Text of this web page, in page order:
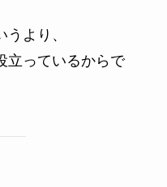
うより、
立っているからで